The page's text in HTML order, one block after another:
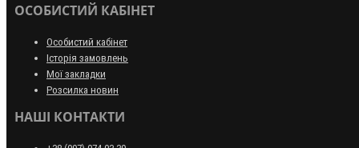
ОСОБИСТИЙ КАБІНЕТ
Особистий кабінет
Історія замовлень
Мої закладки
Розсилка новин
НАШІ КОНТАКТИ